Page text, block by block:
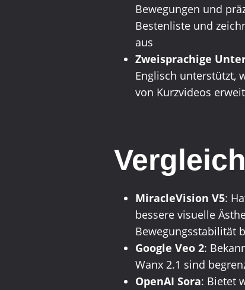
Bewegungen und
Bestenliste und
aus
Zweisprachige
Englisch unterstützt,
von Kurzvideos
MiracleVision V5:
bessere visuelle
Bewegungsstabilität
Google Veo 2:
Wanx 2.1 sind
OpenAI Sora: Bietet